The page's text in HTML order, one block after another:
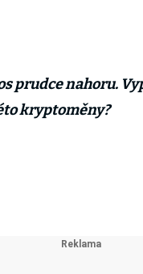
prudce nahoru.
kryptoměny?